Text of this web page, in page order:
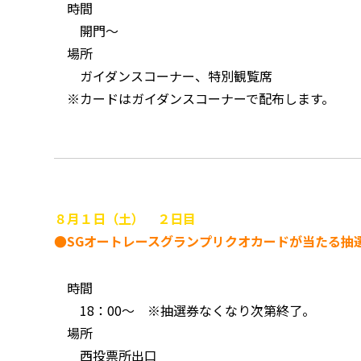
時間
開門～
場所
ガイダンスコーナー、特別観覧席
※カードはガイダンスコーナーで配布します。
８月１日（土） ２日目
●SGオートレースグランプリクオカードが当たる抽
時間
18：00～ ※抽選券なくなり次第終了。
場所
西投票所出口